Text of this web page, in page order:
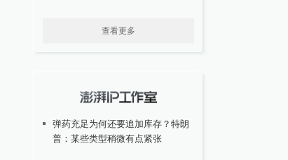
查看更多
弹药充足为何还要追加库存？特朗
普：某些类型稍微有点紧张